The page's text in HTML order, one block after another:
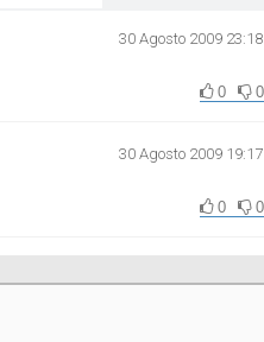
30 Agosto 2009 23:18
0
0
30 Agosto 2009 19:17
0
0